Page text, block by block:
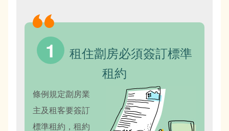
租住劏房必須簽訂標準
租約
條例規定劏房業
主及租客要簽訂
標準租約，租約